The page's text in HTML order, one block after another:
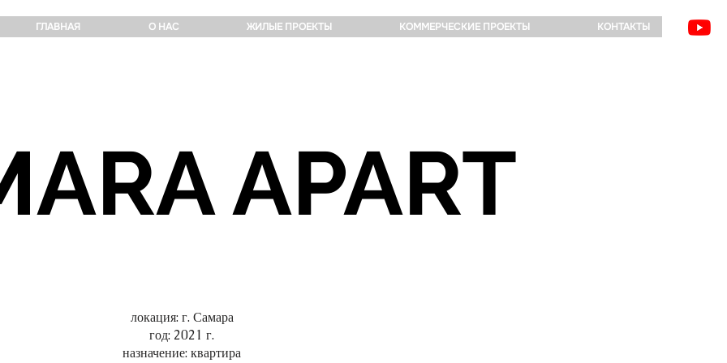
ГЛАВНАЯ О НАС ЖИЛЫЕ ПРОЕКТЫ КОММЕРЧЕСКИЕ ПРОЕКТЫ КОНТАКТЫ
APART
локация: г. Самара
год: 2021 г.
назначение: квартира